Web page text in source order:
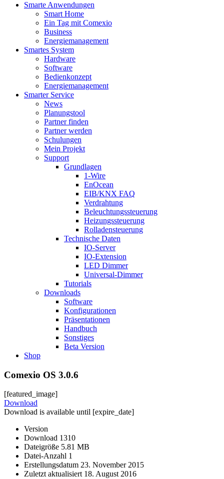
Smarte Anwendungen
Smart Home
Ein Tag mit Comexio
Business
Energiemanagement
Smartes System
Hardware
Software
Bedienkonzept
Energiemanagement
Smarter Service
News
Planungstool
Partner finden
Partner werden
Schulungen
Mein Projekt
Support
Grundlagen
1-Wire
EnOcean
EIB/KNX FAQ
Verdrahtung
Beleuchtungssteuerung
Heizungssteuerung
Rolladensteuerung
Technische Daten
IO-Server
IO-Extension
LED Dimmer
Universal-Dimmer
Tutorials
Downloads
Software
Konfigurationen
Präsentationen
Handbuch
Sonstiges
Beta Version
Shop
Comexio OS 3.0.6
[featured_image]
Download
Download is available until [expire_date]
Version
Download 1310
Dateigröße 5.81 MB
Datei-Anzahl 1
Erstellungsdatum 23. November 2015
Zuletzt aktualisiert 18. August 2016